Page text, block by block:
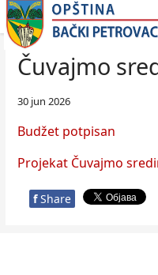
Čuvajmo
30 jun 2026
Budžet potpisan
Projekat Čuvajmo
f Share